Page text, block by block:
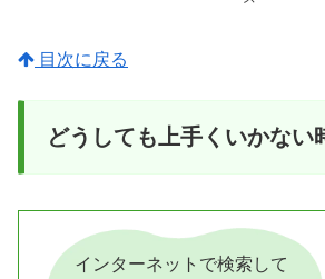
目次に戻る
どうしても上手くいかない
インターネットで検索して